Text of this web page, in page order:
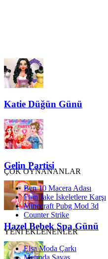
Katie Düğün Günü
Gelin Partisi
Hazel Bebek Spa Günü
ÇOK OYNANANLAR
Ben 10 Macera Adası
Finn Jake İskeletlere Karşı
Minecraft Pubg Mod 3d
Counter Strike
YENİ EKLENENLER
Elsa Moda Çarkı
Metroda Savaş